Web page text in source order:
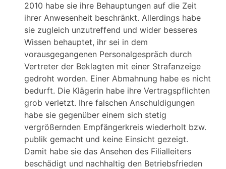
2010 habe sie ihre Behauptungen auf die Zeit
ihrer Anwesenheit beschränkt. Allerdings habe
sie zugleich unzutreffend und wider besseres
Wissen behauptet, ihr sei in dem
vorausgegangenen Personalgespräch durch
Vertreter der Beklagten mit einer Strafanzeige
gedroht worden. Einer Abmahnung habe es nicht
bedurft. Die Klägerin habe ihre Vertragspflichten
grob verletzt. Ihre falschen Anschuldigungen
habe sie gegenüber einem sich stetig
vergrößernden Empfängerkreis wiederholt bzw.
publik gemacht und keine Einsicht gezeigt.
Damit habe sie das Ansehen des Filialleiters
beschädigt und nachhaltig den Betriebsfrieden